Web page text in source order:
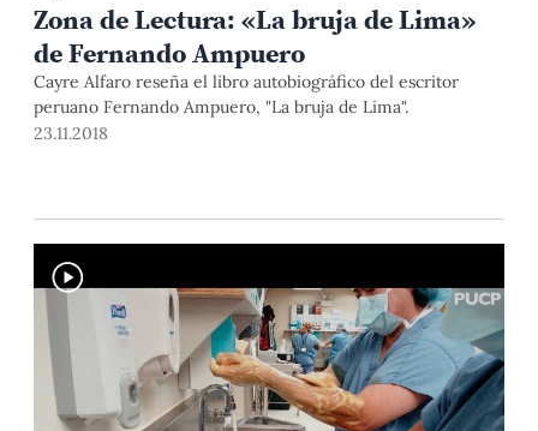
Zona de Lectura: «La bruja de Lima»
de Fernando Ampuero
Cayre Alfaro reseña el libro autobiográfico del escritor
peruano Fernando Ampuero, "La bruja de Lima".
23.11.2018